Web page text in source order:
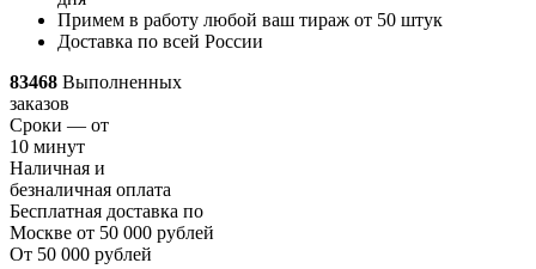
Примем в работу любой ваш тираж от 50 штук
Доставка по всей России
83468 Выполненных
заказов
Сроки — от
10 минут
Наличная и
безналичная оплата
Бесплатная доставка по
Москве от 50 000 рублей
От 50 000 рублей